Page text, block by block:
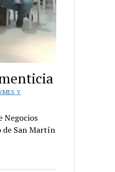
Y
Negocios
de San Martín